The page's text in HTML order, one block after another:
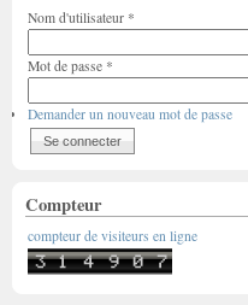
Nom d'utilisateur *
Mot de passe *
Demander un nouveau mot de passe
Compteur
compteur de visiteurs en ligne